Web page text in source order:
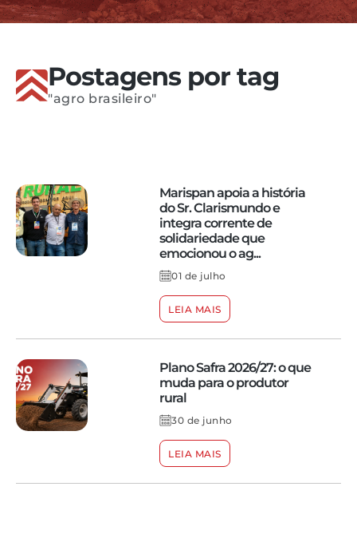
Postagens por tag
"agro brasileiro"
Marispan apoia a história
do Sr. Clarismundo e
integra corrente de
solidariedade que
emocionou o ag...
01 de julho
LEIA MAIS
Plano Safra 2026/27: o que
muda para o produtor
rural
30 de junho
LEIA MAIS